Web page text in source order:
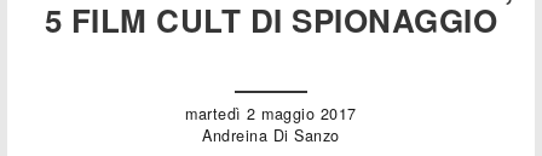
5 FILM CULT DI SPIONAGGIO
martedì 2 maggio 2017
Andreina Di Sanzo